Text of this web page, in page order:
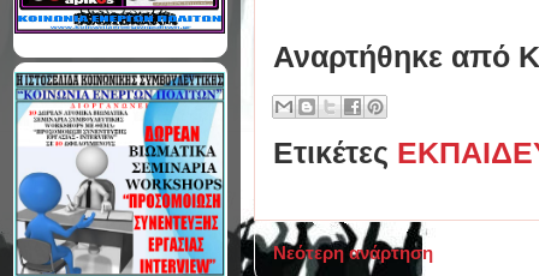
Αναρτήθηκε από
Ετικέτες
Νεότερη ανάρτηση